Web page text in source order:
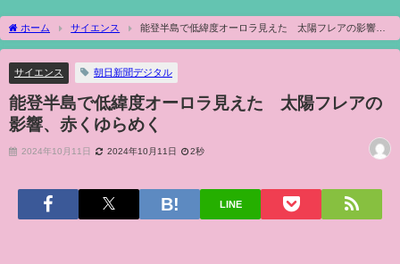
ホーム サイエンス
能登半島で低緯度オーロラ見えた 太陽フレアの影響、
赤くゆらめく
サイエンス 朝日新聞デジタル
能登半島で低緯度オーロラ見えた 太陽フレアの
影響、赤くゆらめく
2024年10月11日 2024年10月11日 2秒
LINE